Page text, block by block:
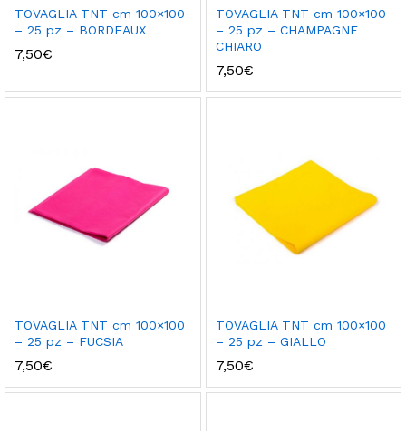
TOVAGLIA TNT cm 100×100
– 25 pz – BORDEAUX
7,50€
TOVAGLIA TNT cm 100×100
– 25 pz – CHAMPAGNE
CHIARO
7,50€
TOVAGLIA TNT cm 100×100
– 25 pz – FUCSIA
7,50€
TOVAGLIA TNT cm 100×100
– 25 pz – GIALLO
7,50€